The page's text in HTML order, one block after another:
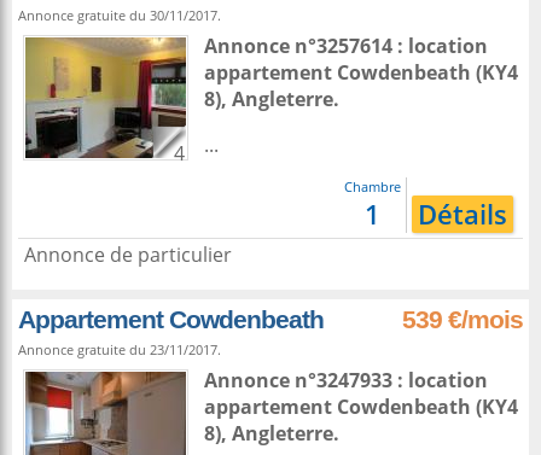
Annonce gratuite du 30/11/2017.
4
Annonce n°3257614 : location
appartement Cowdenbeath (KY4
8), Angleterre.
...
Chambre
1 Détails
Annonce de particulier
Appartement Cowdenbeath 539 €/mois
Annonce gratuite du 23/11/2017.
Annonce n°3247933 : location
appartement Cowdenbeath (KY4
8), Angleterre.